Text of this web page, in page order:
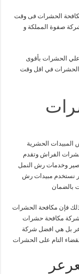
الحشرات فى وقت
صفوة المملكة و
الحشرات بأقوى
الحشرات في اقل وقت
الحشرية
الفراش وتقدم
وخدمات رش النمل
نستخدم مبيدات رش
بالضمان
فإن مكافحة الحشرات
شركة مكافحة حشرات
بل هي افضل شركة
التام على الحشرات